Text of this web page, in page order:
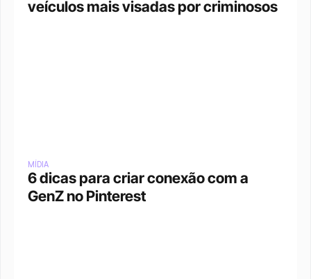
veículos mais visadas por criminosos
MÍDIA
6 dicas para criar conexão com a
GenZ no Pinterest